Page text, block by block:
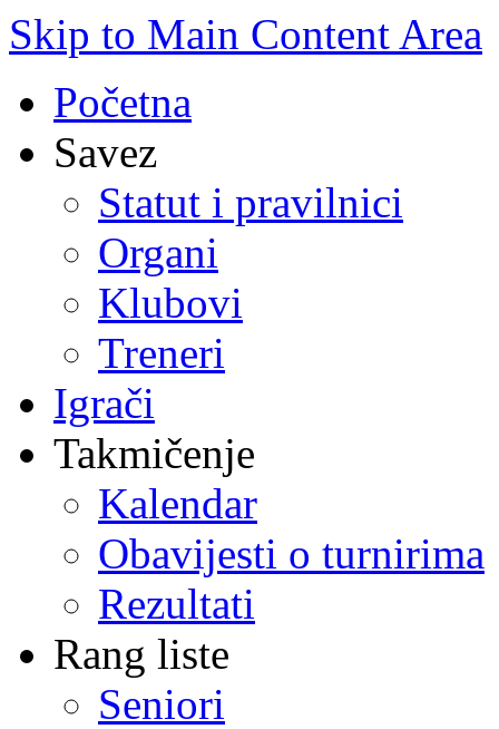
Skip to Main Content Area
Početna
Savez
Statut i pravilnici
Organi
Klubovi
Treneri
Igrači
Takmičenje
Kalendar
Obavijesti o turnirima
Rezultati
Rang liste
Seniori